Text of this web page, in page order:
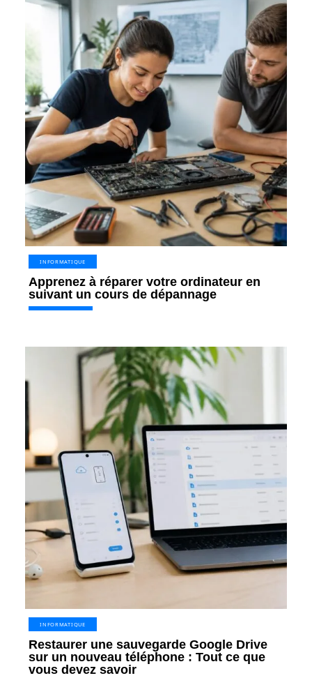
INFORMATIQUE
Apprenez à réparer votre ordinateur en
suivant un cours de dépannage
INFORMATIQUE
Restaurer une sauvegarde Google Drive
sur un nouveau téléphone : Tout ce que
vous devez savoir